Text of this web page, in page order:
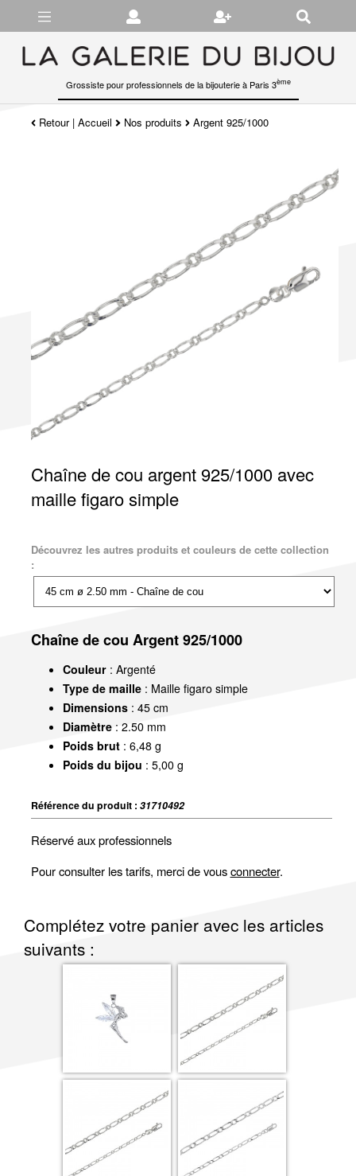
Grossiste pour professionnels de la bijouterie à Paris 3ème
Retour|Accueil Nos produits Argent 925/1000
Chaîne de cou argent 925/1000 avec
maille figaro simple
Découvrez les autres produits et couleurs de cette collection
:
Chaîne de cou Argent 925/1000
Couleur: Argenté
Type de maille: Maille figaro simple
Dimensions: 45 cm
Diamètre: 2.50 mm
Poids brut: 6,48 g
Poids du bijou : 5,00 g
Référence du produit : 31710492
Réservé aux professionnels
Pour consulter les tarifs, merci de vousconnecter.
Complétez votre panier avec les articles
suivants :
Gérer les préférences en matière de cookies